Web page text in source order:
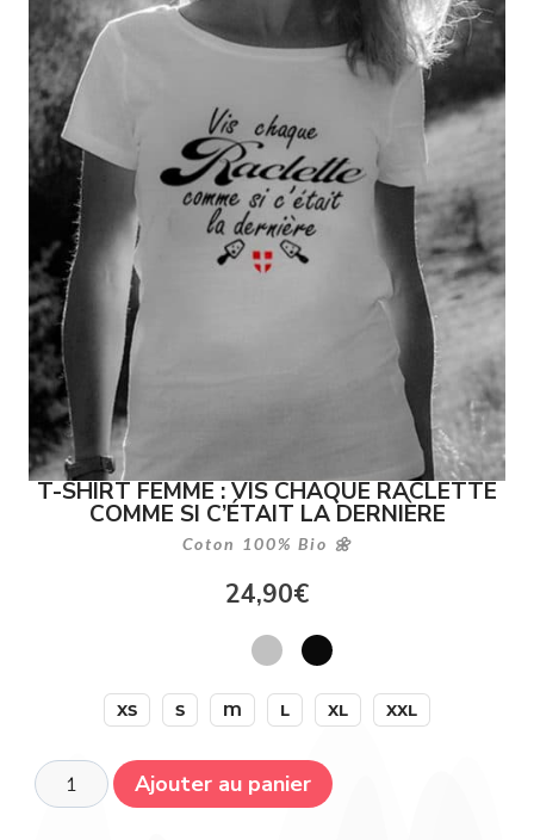
T-SHIRT FEMME : VIS CHAQUE RACLETTE
COMME SI C’ÉTAIT LA DERNIÈRE
Coton 100% Bio 🌼
24,90€
XS S M L XL XXL
Ajouter au panier